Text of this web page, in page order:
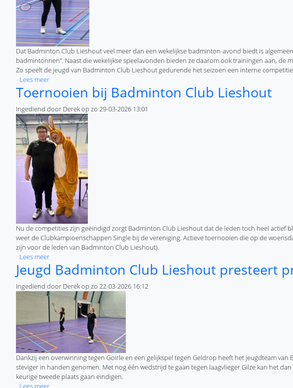
Dat Badminton Club Lieshout veel meer dan een wekelijkse badminton-avond biedt is
badmintonnen”. Naast die wekelijkse speelavonden bieden ze daarom ook trainingen aan,
Zo speelt de jeugd van Badminton Club Lieshout gedurende het seizoen een interne
Lees meerover Jeugd Badminton Club Lieshout strijdt om Leo Bosch trofee
Toernooien bij Badminton Club Lieshout
Ingediend door Derekop zo 29-03-2026 13:01
Nu de competities zijn geëindigd zorgt Badminton Club Lieshout dat de leden toch heel actief
weer de Clubkampioenschappen Single bij de vereniging. Actieve toernooien die op de
zijn voor de leden van Badminton Club Lieshout).
Lees meerover Toernooien bij Badminton Club Lieshout
Jeugd Badminton Club Lieshout presteert
Ingediend door Derekop zo 22-03-2026 16:12
Dankzij een overwinning tegen Goirle en een gelijkspel tegen Geldrop heeft het jeugdteam
steviger in handen genomen. Met nog één wedstrijd te gaan tegen laagvlieger Gilze kan het
keurige tweede plaats gaan eindigen.
Lees meerover Jeugd Badminton Club Lieshout presteert prima